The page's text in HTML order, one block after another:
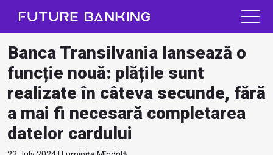
Banca Transilvania lansează o
funcție nouă: plățile sunt
realizate în câteva secunde, fără
a mai fi necesară completarea
datelor cardului